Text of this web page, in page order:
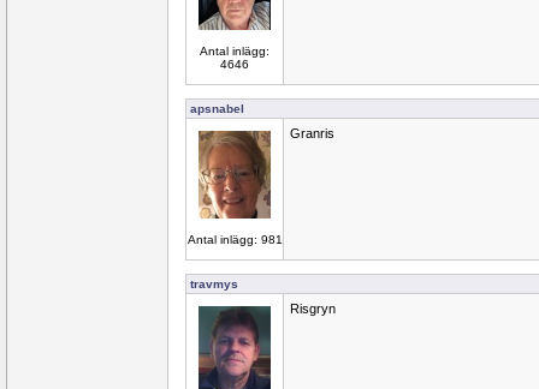
Antal inlägg:
4646
apsnabel
Antal inlägg: 981
Granris
travmys
Risgryn